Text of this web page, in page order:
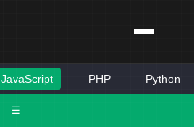
☰
JavaScript PHP Python